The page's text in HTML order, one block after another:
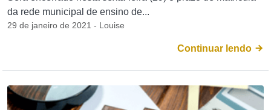
da rede municipal de ensino de...
29 de janeiro de 2021 - Louise
Continuar lendo